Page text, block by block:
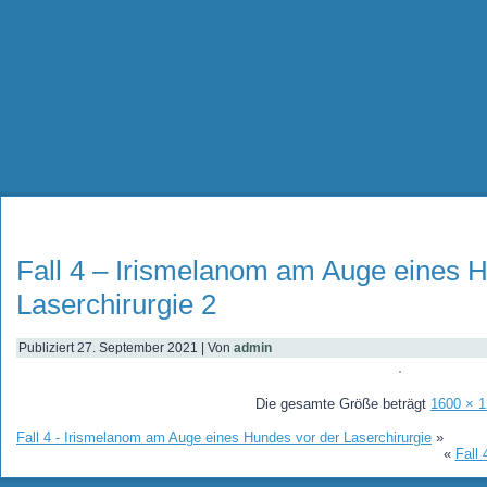
Fall 4 – Irismelanom am Auge eines
Laserchirurgie 2
Publiziert 27. September 2021 Von admin
Die gesamte Größe beträgt 1600 ×
Fall 4 - Irismelanom am Auge eines Hundes vor der Laserchirurgie »
« Fall